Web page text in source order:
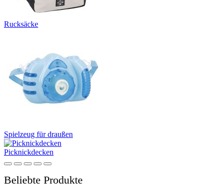
Rucksäcke
Spielzeug für draußen
Picknickdecken
Beliebte Produkte